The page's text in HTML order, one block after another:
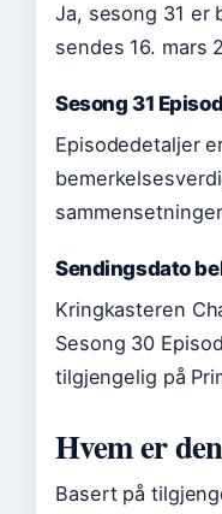
Ja, sesong 31 er
sendes 16. mars
Sesong 31
Episodedetaljer
Sendingsdato
Kringkasteren
Sesong 30
tilgjengelig på
Hvem er
Basert på